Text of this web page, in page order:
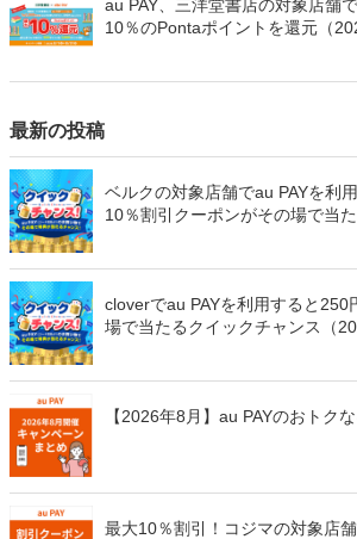
au PAY、三洋堂書店の対象店舗
10％のPontaポイントを還元（
最新の投稿
ベルクの対象店舗でau PAYを利
10％割引クーポンがその場で当
cloverでau PAYを利用すると250
場で当たるクイックチャンス（
【2026年8月】au PAYのおトク
最大10％割引！コジマの対象店